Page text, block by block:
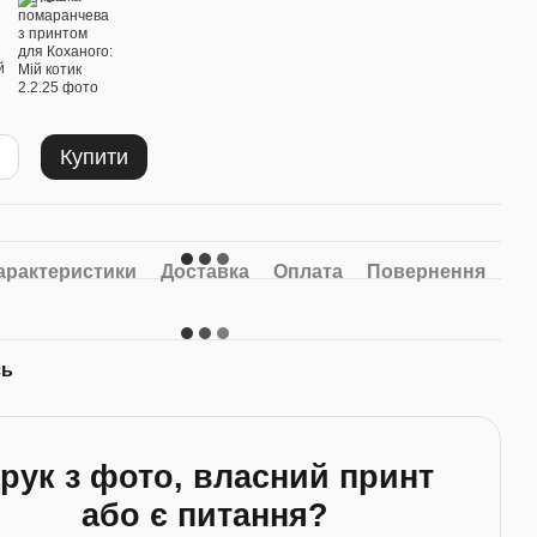
Фотомагніти POLAROID #2
Комплект 6шт
грн
Купити
Доставка Оплата Повернення
з фото, власний принт
або є питання?